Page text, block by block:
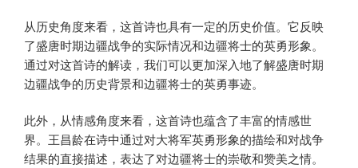
从历史角度来看，这首诗也具有一定的历史价值。它反映
了盛唐时期边疆战争的实际情况和边疆将士的英勇形象。
通过对这首诗的解读，我们可以更加深入地了解盛唐时期
边疆战争的历史背景和边疆将士的英勇事迹。
此外，从情感角度来看，这首诗也蕴含了丰富的情感世
界。王昌龄在诗中通过对大将军英勇形象的描绘和对战争
结果的直接描述，表达了对边疆将士的崇敬和赞美之情。